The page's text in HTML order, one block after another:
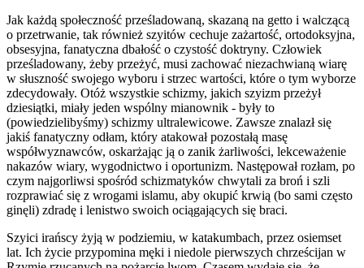
Jak każdą społeczność prześladowaną, skazaną na getto i walczącą
o przetrwanie, tak również szyitów cechuje zażartość, ortodoksyjna,
obsesyjna, fanatyczna dbałość o czystość doktryny. Człowiek
prześladowany, żeby przeżyć, musi zachować niezachwianą wiarę
w słuszność swojego wyboru i strzec wartości, które o tym wyborze
zdecydowały. Otóż wszystkie schizmy, jakich szyizm przeżył
dziesiątki, miały jeden wspólny mianownik - były to
(powiedzielibyśmy) schizmy ultralewicowe. Zawsze znalazł się
jakiś fanatyczny odłam, który atakował pozostałą masę
współwyznawców, oskarżając ją o zanik żarliwości, lekceważenie
nakazów wiary, wygodnictwo i oportunizm. Następował rozłam, po
czym najgorliwsi spośród schizmatyków chwytali za broń i szli
rozprawiać się z wrogami islamu, aby okupić krwią (bo sami często
ginęli) zdradę i lenistwo swoich ociągających się braci.
Szyici irańscy żyją w podziemiu, w katakumbach, przez osiemset
lat. Ich życie przypomina męki i niedole pierwszych chrześcijan w